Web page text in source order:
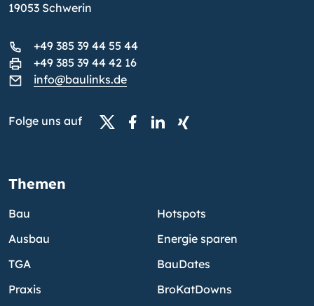
19053 Schwerin
+49 385 39 44 55 44
+49 385 39 44 42 16
info@baulinks.de
Folge uns auf
Themen
Bau
Ausbau
TGA
Praxis
Hotspots
Energie sparen
BauDates
BroKatDowns